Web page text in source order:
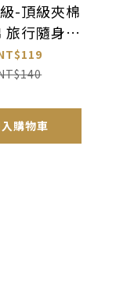
-頂級夾棉
旅行隨身包
包，10包/
居美媞
購物車